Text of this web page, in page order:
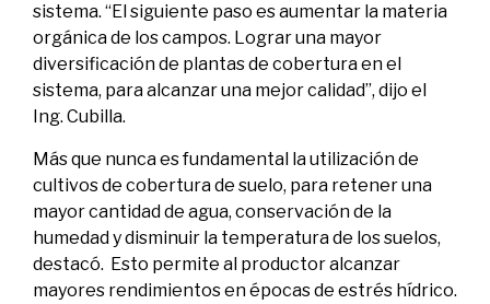
sistema. “El siguiente paso es aumentar la materia
orgánica de los campos. Lograr una mayor
diversificación de plantas de cobertura en el
sistema, para alcanzar una mejor calidad”, dijo el
Ing. Cubilla.
Más que nunca es fundamental la utilización de
cultivos de cobertura de suelo, para retener una
mayor cantidad de agua, conservación de la
humedad y disminuir la temperatura de los suelos,
destacó. Esto permite al productor alcanzar
mayores rendimientos en épocas de estrés hídrico.